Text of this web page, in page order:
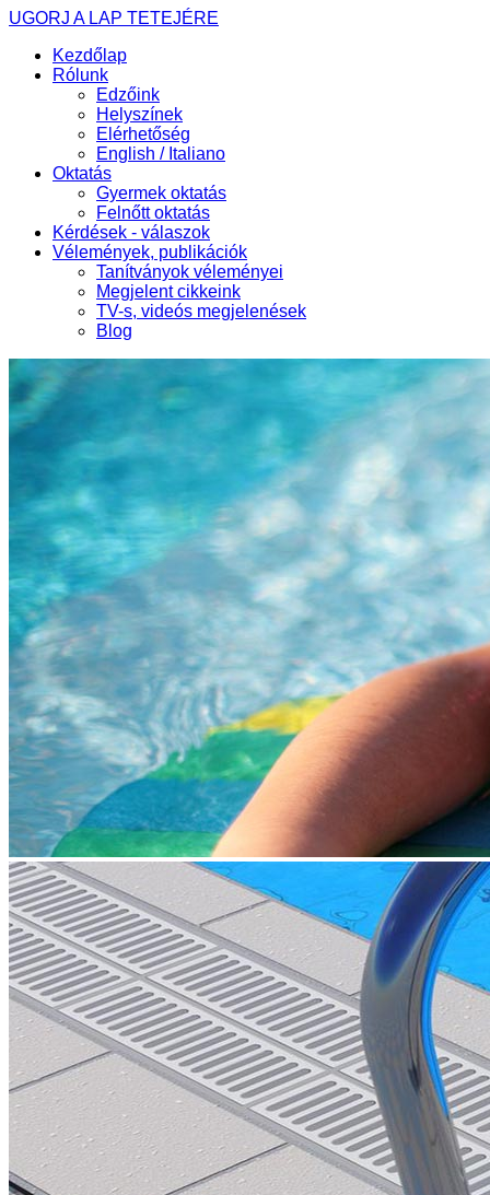
UGORJ A LAP TETEJÉRE
Kezdőlap
Rólunk
Edzőink
Helyszínek
Elérhetőség
English / Italiano
Oktatás
Gyermek oktatás
Felnőtt oktatás
Kérdések - válaszok
Vélemények, publikációk
Tanítványok véleményei
Megjelent cikkeink
TV-s, videós megjelenések
Blog